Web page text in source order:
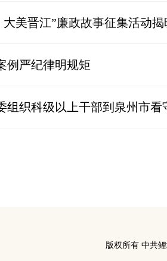
美晋江”廉政故事征集活动揭
例严纪律明规矩
组织科级以上干部到泉州市看
版权所有 中共